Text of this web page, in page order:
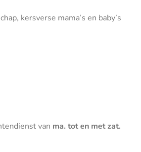
kersverse mama’s en baby’s
van ma. tot en met zat.